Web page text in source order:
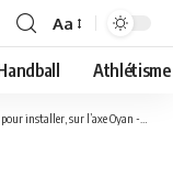
Aa
Athlétisme
l’axe Oyan -Ebel Abanga, des rails de pointe!